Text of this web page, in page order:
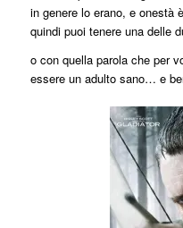
in genere lo erano, e onestà
quindi puoi tenere una delle
o con quella parola che per
essere un adulto sano… e